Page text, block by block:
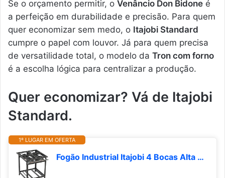
Se o orçamento permitir, o Venâncio Don Bidone é
a perfeição em durabilidade e precisão. Para quem
quer economizar sem medo, o Itajobi Standard
cumpre o papel com louvor. Já para quem precisa
de versatilidade total, o modelo da Tron com forno
é a escolha lógica para centralizar a produção.
Quer economizar? Vá de Itajobi
Standard.
1º LUGAR EM OFERTA
Fogão Industrial Itajobi 4 Bocas Alta Pressão Ativo P7